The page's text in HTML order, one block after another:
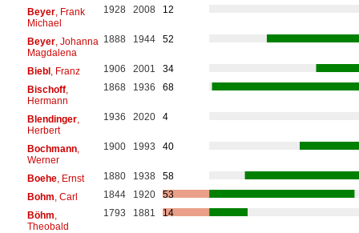
Beyer, Frank
Michael
1928 2008 12
Beyer, Johanna
Magdalena
1888 1944 52
Biebl , Franz 1906 2001
34
Bischoff,
Hermann
1868 1936 68
Blendinger,
Herbert
1936 2020 4
Bochmann,
Werner
1900 1993 40
Boehe, Ernst 1880 1938
58
Bohm, Carl 1844 1920
53
Böhm,
Theobald
1793 1881 14